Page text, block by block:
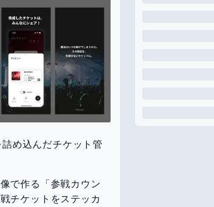
め込んだチケット管
で作る「参戦カウン
チケットをステッカ